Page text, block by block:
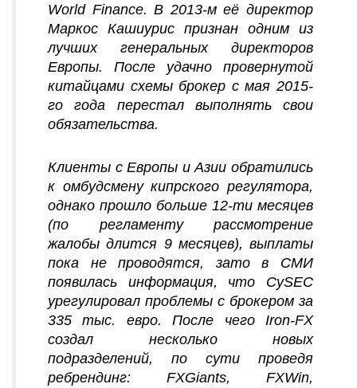
World Finance. В 2013-м её директор
Маркос Кашиурис признан одним из
лучших генеральных директоров
Европы. После удачно провернутой
китайцами схемы брокер с мая 2015-
го года перестал выполнять свои
обязательства.
Клиенты с Европы и Азии обратились
к омбудсмену кипрского регулятора,
однако прошло больше 12-ти месяцев
(по регламенту рассмотрение
жалобы длится 9 месяцев), выплаты
пока не проводятся, зато в СМИ
появилась информация, что CySEC
урегулировал проблемы с брокером за
335 тыс. евро. После чего Iron-FX
создал несколько новых
подразделений, по сути проведя
ребрендинг: FXGiants, FXWin,